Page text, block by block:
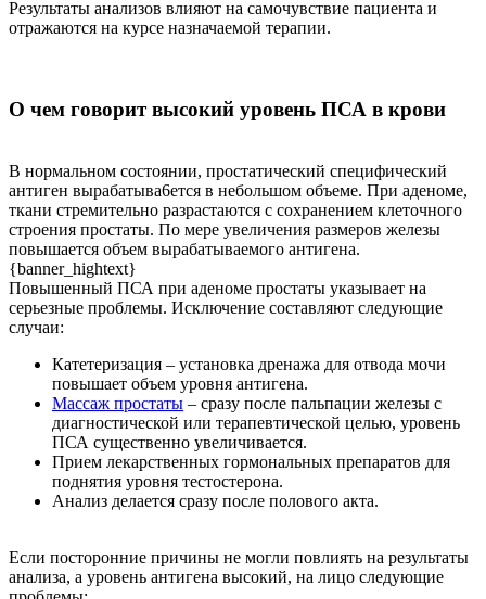
Результаты анализов влияют на самочувствие пациента и
отражаются на курсе назначаемой терапии.
О чем говорит высокий уровень ПСА в крови
В нормальном состоянии, простатический специфический
антиген вырабатыва6ется в небольшом объеме. При аденоме,
ткани стремительно разрастаются с сохранением клеточного
строения простаты. По мере увеличения размеров железы
повышается объем вырабатываемого антигена.
{banner_hightext}
Повышенный ПСА при аденоме простаты указывает на
серьезные проблемы. Исключение составляют следующие
случаи:
Катетеризация – установка дренажа для отвода мочи
повышает объем уровня антигена.
Массаж простаты – сразу после пальпации железы с
диагностической или терапевтической целью, уровень
ПСА существенно увеличивается.
Прием лекарственных гормональных препаратов для
поднятия уровня тестостерона.
Анализ делается сразу после полового акта.
Если посторонние причины не могли повлиять на результаты
анализа, а уровень антигена высокий, на лицо следующие